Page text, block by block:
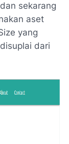
sekarang
aset
yang
dari